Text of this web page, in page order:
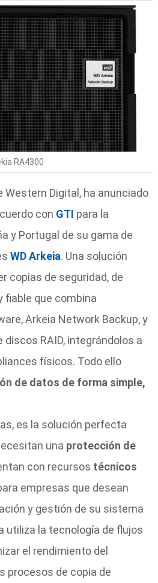
RA4300
Western Digital, ha anunciado
con GTI para la
y Portugal de su gama de
WD Arkeia. Una solución
copias de seguridad, de
fiable que combina
Arkeia Network Backup, y
RAID, integrándolos a
físicos. Todo ello
de datos de forma simple,
es la solución perfecta
una protección de
con recursos técnicos
empresas que desean
y gestión de su sistema
utiliza la tecnología de flujos
el rendimiento del
procesos de copia de